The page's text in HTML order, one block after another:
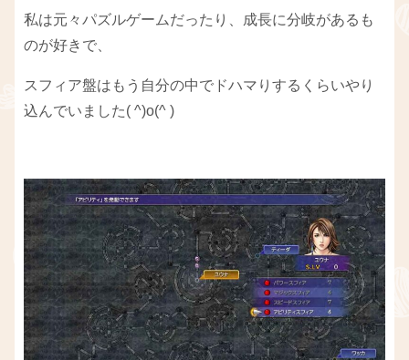
私は元々パズルゲームだったり、成長に分岐があるも
のが好きで、
スフィア盤はもう自分の中でドハマりするくらいやり
込んでいました( ^)o(^ )